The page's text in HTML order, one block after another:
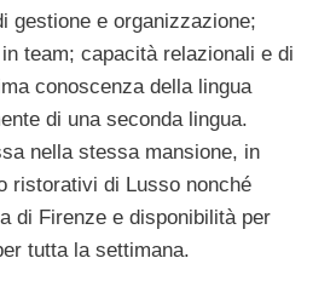
gestione e organizzazione;
team; capacità relazionali e di
conoscenza della lingua
di una seconda lingua.
nella stessa mansione, in
ristorativi di Lusso nonché
di Firenze e disponibilità per
tutta la settimana.